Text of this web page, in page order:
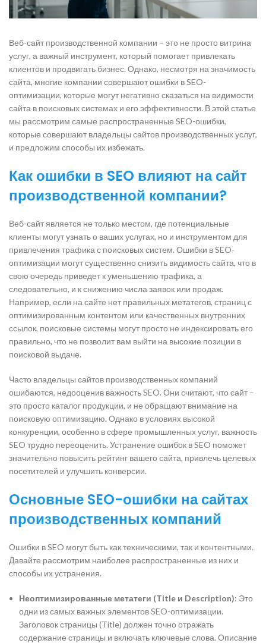
Веб-сайт производственной компании – это не просто витрина
услуг, а важный инструмент, который помогает привлекать
клиентов и продвигать бизнес. Однако, несмотря на значимость
сайта, многие компании совершают ошибки в SEO-
оптимизации, которые могут негативно сказаться на видимости
сайта в поисковых системах и его эффективности. В этой статье
мы рассмотрим самые распространенные SEO-ошибки,
которые совершают владельцы сайтов производственных услуг,
и предложим способы их избежать.
Как ошибки в SEO влияют на сайт
производственной компании?
Веб-сайт является не только местом, где потенциальные
клиенты могут узнать о ваших услугах, но и инструментом для
привлечения трафика с поисковых систем. Ошибки в SEO-
оптимизации могут существенно снизить видимость сайта, что в
свою очередь приведет к уменьшению трафика, а
следовательно, и к снижению числа заявок или продаж.
Например, если на сайте нет правильных метатегов, страниц с
оптимизированным контентом или качественных внутренних
ссылок, поисковые системы могут просто не индексировать его
правильно, что не позволит вам выйти на высокие позиции в
поисковой выдаче.
Часто владельцы сайтов производственных компаний
ошибаются, недооценив важность SEO. Они считают, что сайт –
это просто каталог продукции, и не обращают внимание на
поисковую оптимизацию. Однако в условиях высокой
конкуренции, особенно в сфере промышленных услуг, важность
SEO трудно переоценить. Устранение ошибок в SEO поможет
значительно повысить рейтинг вашего сайта, привлечь целевых
посетителей и улучшить конверсии.
Основные SEO-ошибки на сайтах
производственных компаний
Ошибки в SEO могут быть как техническими, так и контентными.
Давайте рассмотрим наиболее распространенные из них и
способы их устранения.
Неоптимизированные метатеги (Title и Description): Это
одни из самых важных элементов SEO-оптимизации.
Заголовок страницы (Title) должен точно отражать
содержание страницы и включать ключевые слова. Описание